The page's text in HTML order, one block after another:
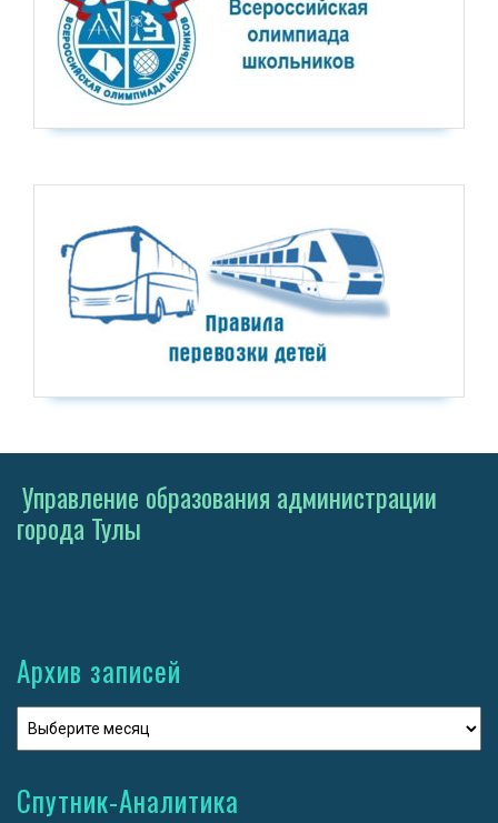
Управление образования администрации
города Тулы
Архив записей
Спутник-Аналитика